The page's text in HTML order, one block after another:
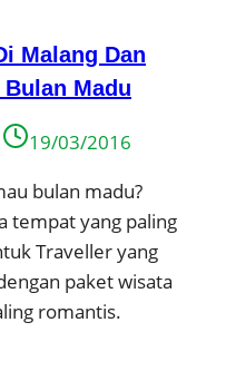
Malang Dan
Madu
19/03/2016
bulan madu?
tempat yang paling
Traveller yang
paket wisata
romantis.